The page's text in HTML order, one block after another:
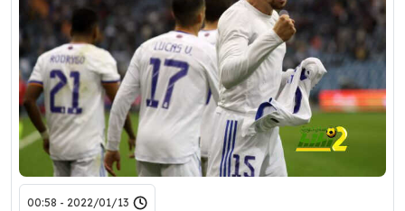
2022/01/13 - 00:58